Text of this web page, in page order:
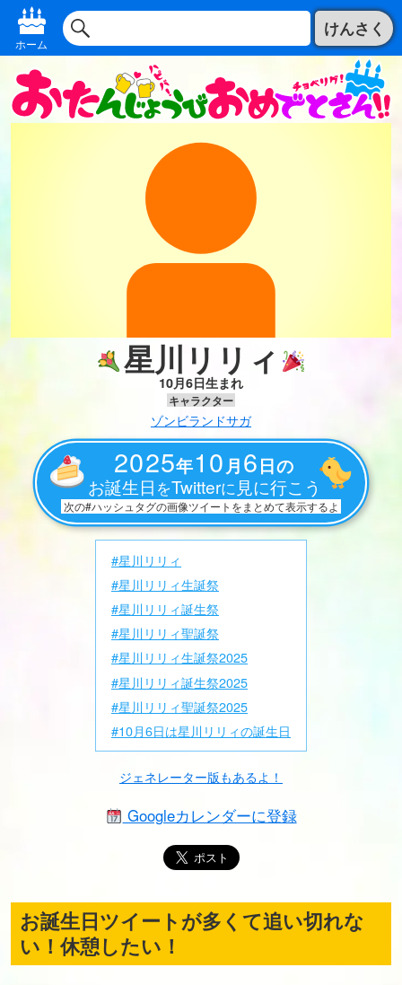
ホーム
けんさく
星川リリィ
10月6日生まれ
キャラクター
ゾンビランドサガ
2025年10月6日の
お誕生日 をTwitterに 見に行こう
次の#ハッシュタグの画像ツイートをまとめて表示するよ
#星川リリィ
#星川リリィ生誕祭
#星川リリィ誕生祭
#星川リリィ聖誕祭
#星川リリィ生誕祭2025
#星川リリィ誕生祭2025
#星川リリィ聖誕祭2025
#10月6日は星川リリィの誕生日
ジェネレーター版もあるよ！
Googleカレンダーに登録
お誕生日ツイートが多くて追い切れな
い！休憩したい！